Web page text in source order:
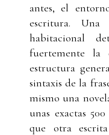
antes, el
escritura. Una
habitacional
fuertemente la
estructura
sintaxis de la
mismo una
unas exactas
que otra